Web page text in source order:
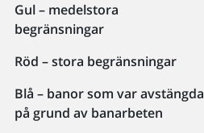
Gul – medelstora
begränsningar
Röd – stora begränsningar
Blå – banor som var avstängda
på grund av banarbeten